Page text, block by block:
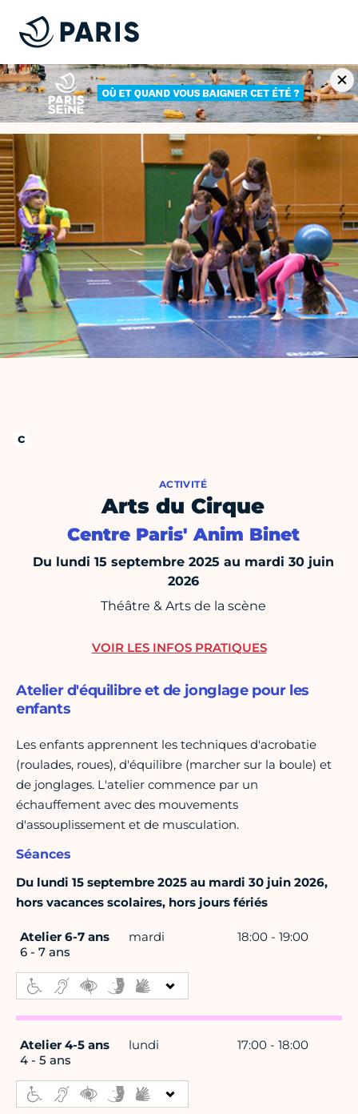
ACTIVITÉ
Arts du Cirque
Centre Paris' Anim Binet
Du lundi 15 septembre 2025 au mardi 30 juin
2026
Théâtre & Arts de la scène
Atelier d'équilibre et de jonglage pour les
enfants
Les enfants apprennent les techniques d'acrobatie
(roulades, roues), d'équilibre (marcher sur la boule) et
de jonglages. L'atelier commence par un
échauffement avec des mouvements
d'assouplissement et de musculation.
Séances
Du lundi 15 septembre 2025 au mardi 30 juin 2026,
hors vacances scolaires, hors jours fériés
Atelier 6-7 ans
6 - 7 ans
mardi 18:00 - 19:00
Atelier 4-5 ans
4 - 5 ans
lundi 17:00 - 18:00
VOIR LES INFOS PRATIQUES